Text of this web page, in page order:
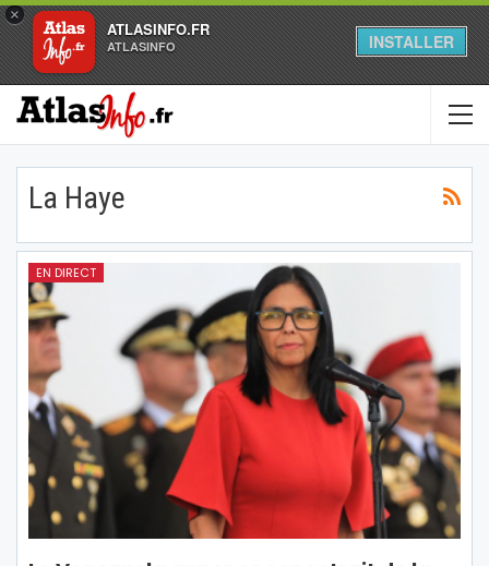
×
ATLASINFO.FR
ATLASINFO INSTALLER
La Haye
EN DIRECT